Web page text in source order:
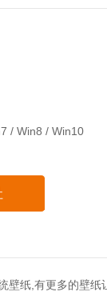
/ Win8 / Win10
壁纸,有更多的壁纸